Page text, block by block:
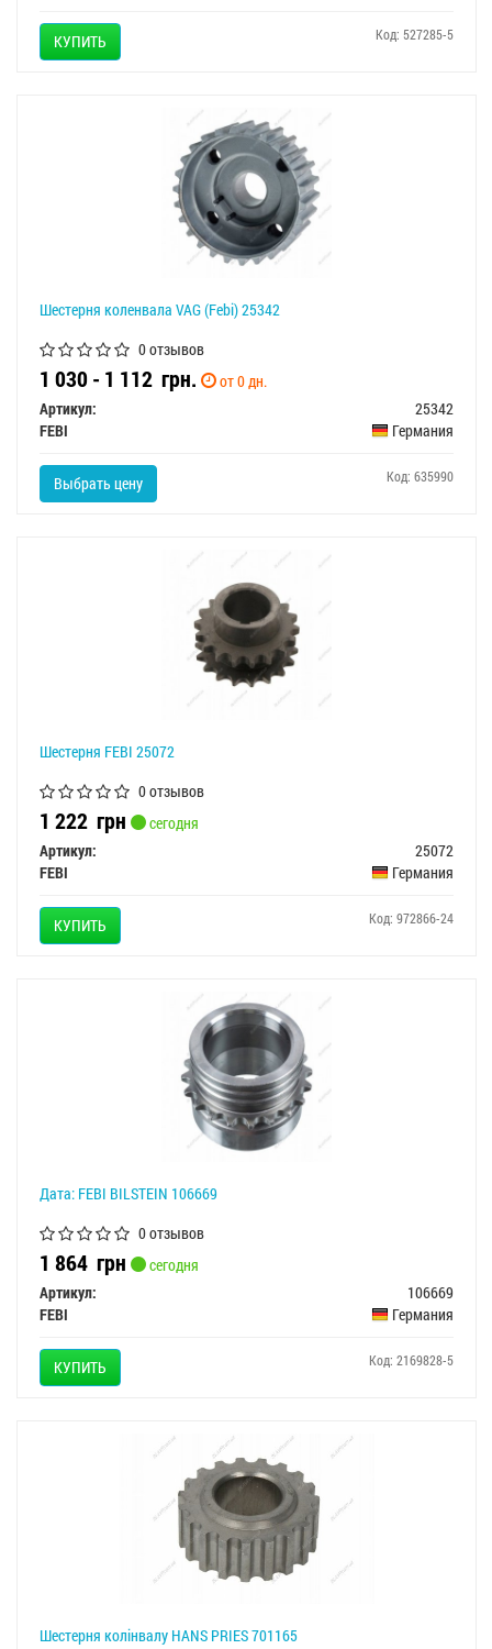
КУПИТЬ Код: 527285-5
Шестерня коленвала VAG (Febi) 25342
0 отзывов
1 030 - 1 112 грн.
от 0 дн.
Артикул:
25342
FEBI
Германия
Выбрать цену Код: 635990
Шестерня FEBI 25072
0 отзывов
1 222 грн
сегодня
Артикул:
25072
FEBI
Германия
КУПИТЬ Код: 972866-24
Дата: FEBI BILSTEIN 106669
0 отзывов
1 864 грн
сегодня
Артикул:
106669
FEBI
Германия
КУПИТЬ Код: 2169828-5
Шестерня колінвалу HANS PRIES 701165